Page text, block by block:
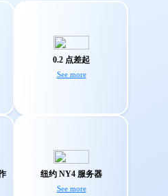
0.2 点差起
See more
我们专有的 TMGM 聚
合引擎可帮助您获得
最优点差。
纽约 NY4 服务器
See more
位于纽约 NY4 服务器
可确保交易时拥有闪
电般快速的执行速
度。